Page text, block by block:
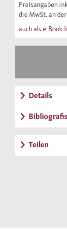
Preisangaben
die MwSt. an
auch als e-Book
Details
Teilen